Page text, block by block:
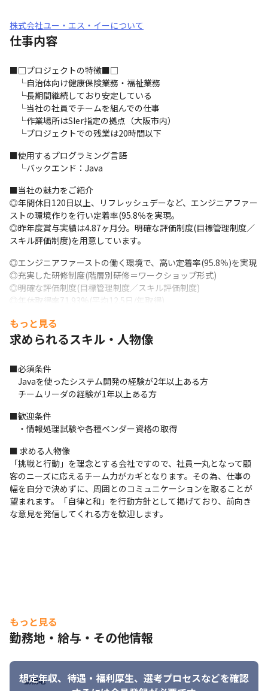
株式会社ユー・エス・イーについて
仕事内容
■□プロジェクトの特徴■□
└自治体向け健康保険業務・福祉業務
└長期間継続しており安定している
└当社の社員でチームを組んでの仕事
└作業場所はSIer指定の拠点（大阪市内）
└プロジェクトでの残業は20時間以下
■使用するプログラミング言語
└バックエンド：Java
■当社の魅力をご紹介
◎年間休日120日以上、リフレッシュデーなど、エンジニアファー
ストの環境作りを行い定着率(95.8％を実現。
◎昨年度賞与実績は4.87ヶ月分。明確な評価制度(目標管理制度／
スキル評価制度)を用意しています。
◎エンジニアファーストの働く環境で、高い定着率(95.8％)を実現
◎充実した研修制度(階層別研修＝ワークショップ形式)
◎明確な評価制度(目標管理制度／スキル評価制度)
◎年休取得率71.93%(平均12.5日/年取得)
◎男女比：男性86％、女性14％
◎平均残業時間：16.3時間(2023年度全社平均)
もっと見る
求められるスキル・人物像
■必須条件
Javaを使ったシステム開発の経験が2年以上ある方
チームリーダの経験が1年以上ある方
■歓迎条件
・情報処理試験や各種ベンダー資格の取得
■ 求める人物像
「挑戦と行動」を理念とする会社ですので、社員一丸となって顧
客のニーズに応えるチーム力がカギとなります。その為、仕事の
幅を自分で決めずに、周囲とのコミュニケーションを取ることが
望まれます。「自律と和」を行動方針として掲げており、前向き
な意見を発信してくれる方を歓迎します。
もっと見る
勤務地・給与・その他情報
想定年収、待遇・福利厚生、 選考プロセスなどを確認
勤務地